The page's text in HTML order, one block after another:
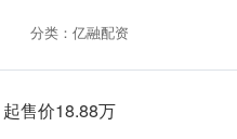
分类：亿融配资
售价18.88万